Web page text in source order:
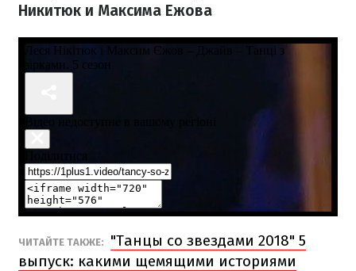
Никитюк и Максима Ежова
ЧИТАЙТЕ ТАКЖЕ:
"Танцы со звездами 2018" 5
выпуск: какими щемящими историями